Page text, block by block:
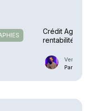
un
Crédit
rentabilité en
Vendredi
Par